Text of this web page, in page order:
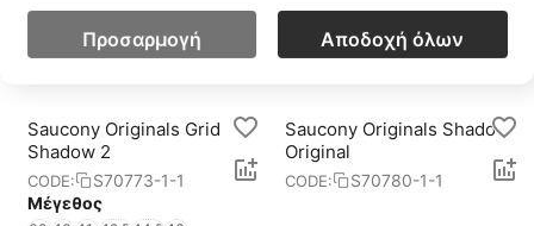
€4000
Προσθήκη στο Καλάθι
€10500
Προσθήκη στο Καλάθι
Saucony Originals Grid
Shadow 2
CODE:
S70773-1-1
Μέγεθος
Saucony Originals Shadow
Original
CODE: S70780-1-1
Προσαρμογή Αποδοχή όλων